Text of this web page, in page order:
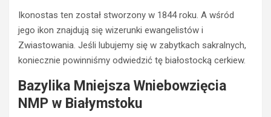
Ikonostas ten został stworzony w 1844 roku. A wśród
jego ikon znajdują się wizerunki ewangelistów i
Zwiastowania. Jeśli lubujemy się w zabytkach sakralnych,
koniecznie powinniśmy odwiedzić tę białostocką cerkiew.
Bazylika Mniejsza Wniebowzięcia
NMP w Białymstoku